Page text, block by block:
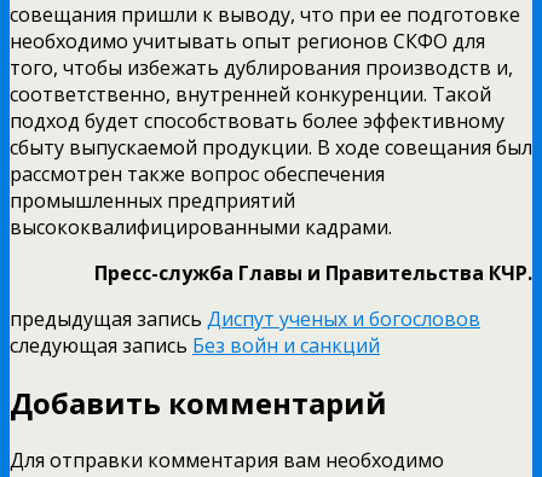
совещания пришли к выводу, что при ее подготовке
необходимо учитывать опыт регионов СКФО для
того, чтобы избежать дублирования производств и,
соответственно, внутренней конкуренции. Такой
подход будет способствовать более эффективному
сбыту выпускаемой продукции. В ходе совещания был
рассмотрен также вопрос обеспечения
промышленных предприятий
высококвалифицированными кадрами.
Пресс-служба Главы и Правительства КЧР.
предыдущая запись Диспут ученых и богословов
следующая запись Без войн и санкций
Добавить комментарий
Для отправки комментария вам необходимо